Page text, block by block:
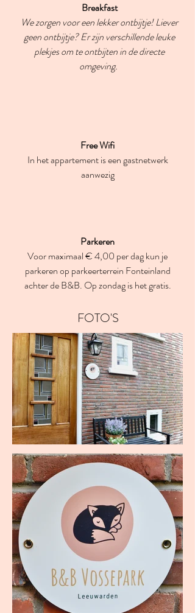
Breakfast
We zorgen voor een lekker ontbijtje! Liever
geen ontbijtje? Er zijn verschillende leuke
plekjes om te ontbijten in de directe
omgeving.
Free Wifi
In het appartement is een gastnetwerk
aanwezig
Parkeren
Voor maximaal € 4,00 per dag kun je
parkeren op parkeerterrein Fonteinland
achter de B&B. Op zondag is het gratis.
FOTO'S